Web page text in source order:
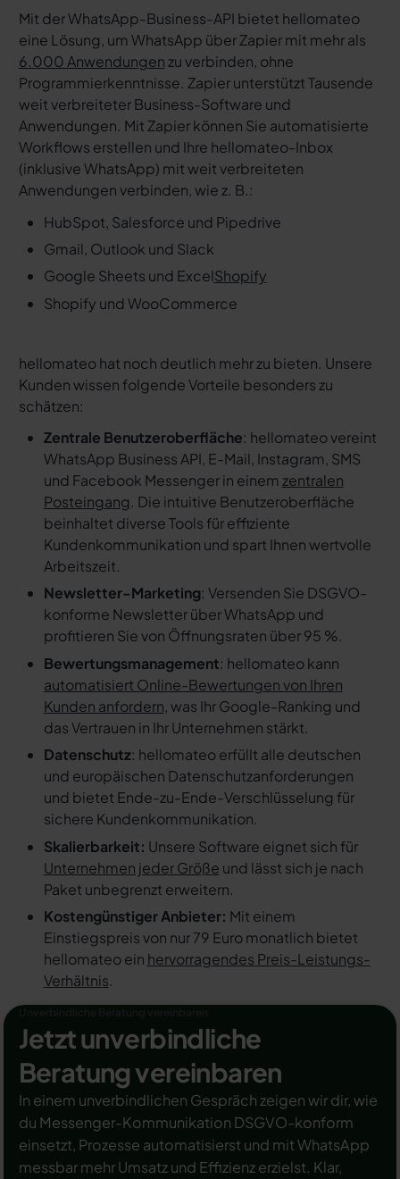
Mit der WhatsApp-Business-API bietet hellomateo
eine Lösung, um WhatsApp über Zapier mit mehr als
6.000 Anwendungenzu verbinden, ohne
Programmierkenntnisse. Zapier unterstützt Tausende
weit verbreiteter Business-Software und
Anwendungen. Mit Zapier können Sie automatisierte
Workflows erstellen und Ihre hellomateo-Inbox
(inklusive WhatsApp) mit weit verbreiteten
Anwendungen verbinden, wie z. B.:
HubSpot, Salesforce und Pipedrive
Gmail, Outlook und Slack
Google Sheets und ExcelShopify
Shopify und WooCommerce
hellomateo hat noch deutlich mehr zu bieten. Unsere
Kunden wissen folgende Vorteile besonders zu
schätzen:
Zentrale Benutzeroberfläche: hellomateo vereint
WhatsApp Business API, E-Mail, Instagram, SMS
und Facebook Messenger in einem zentralen
Posteingang. Die intuitive Benutzeroberfläche
beinhaltet diverse Tools für effiziente
Kundenkommunikation und spart Ihnen wertvolle
Arbeitszeit.
Newsletter-Marketing: Versenden Sie DSGVO-
konforme Newsletter über WhatsApp und
profitieren Sie von Öffnungsraten über 95 %.
Bewertungsmanagement: hellomateo kann
automatisiert Online-Bewertungen von Ihren
Kunden anfordern, was Ihr Google-Ranking und
das Vertrauen in Ihr Unternehmen stärkt.
Datenschutz: hellomateo erfüllt alle deutschen
und europäischen Datenschutzanforderungen
und bietet Ende-zu-Ende-Verschlüsselung für
sichere Kundenkommunikation.
Skalierbarkeit: Unsere Software eignet sich für
Unternehmen jeder Größe und lässt sich je nach
Paket unbegrenzt erweitern.
Kostengünstiger Anbieter: Mit einem
Einstiegspreis von nur 79 Euro monatlich bietet
hellomateo ein hervorragendes Preis-Leistungs-
Verhältnis.
Jetzt unverbindliche
Beratung vereinbaren
In einem unverbindlichen Gespräch zeigen wir dir, wie
du Messenger-Kommunikation DSGVO-konform
einsetzt, Prozesse automatisierst und mit WhatsApp
messbar mehr Umsatz und Effizienz erzielst. Klar,